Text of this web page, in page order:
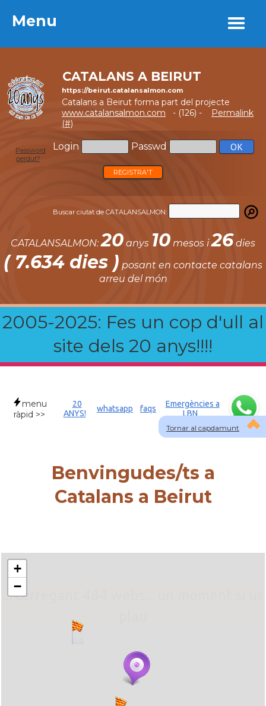
Menu
CATALANS A BEIRUT
https://beirut.catalansalmon.com
Catalans a Beirut forma part del projecte
www.catalansalmon.com - (126) -
Permalink
(#)
Login Passwd
Password
perdut?
REGISTRA'T
Buscar ciutat de CATALANSALMON:
CATALANSALMON:20 anys 10 mesos i26 dies
( 7.634 dies ) posant en contacte catalans
arreu del món
2005-2025: Fes un cop d'ull al
site dels 20 anys!!!!
Menu
Tornar al capdamunt
menu
ràpid >>
20
ANYS!
whatsapp faqs
Emergències a
LBN
Benvingudes/ts a
Catalans a Beirut
... carregant 484 webs... un moment si us
+
−